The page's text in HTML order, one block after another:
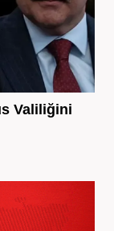
Valiliğini